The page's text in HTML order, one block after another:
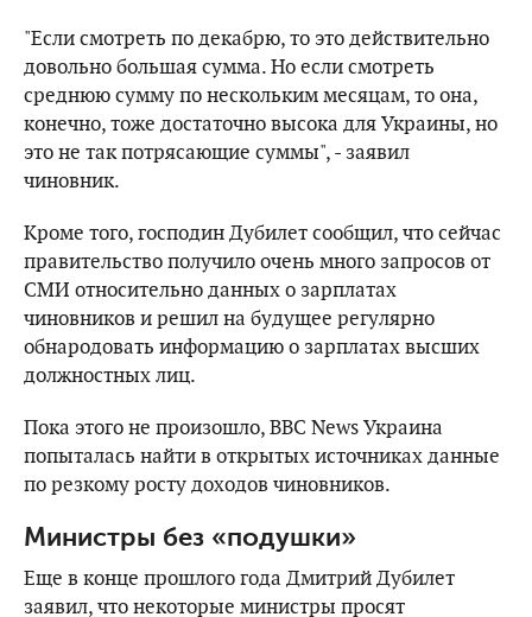
"Если смотреть по декабрю, то это действительно
довольно большая сумма. Но если смотреть
среднюю сумму по нескольким месяцам, то она,
конечно, тоже достаточно высока для Украины, но
это не так потрясающие суммы", - заявил
чиновник.
Кроме того, господин Дубилет сообщил, что сейчас
правительство получило очень много запросов от
СМИ относительно данных о зарплатах
чиновников и решил на будущее регулярно
обнародовать информацию о зарплатах высших
должностных лиц.
Пока этого не произошло, ВВС News Украина
попыталась найти в открытых источниках данные
по резкому росту доходов чиновников.
Министры без «подушки»
Еще в конце прошлого года Дмитрий Дубилет
заявил, что некоторые министры просят